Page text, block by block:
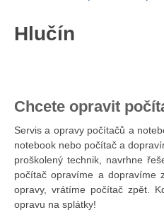
Hlučín
Chcete opravit
Servis a opravy počítačů a
notebook nebo počítač a
proškolený technik, navrhne
počítač opravíme a dopravíme
opravy, vrátíme počítač zpět.
opravu na splátky!